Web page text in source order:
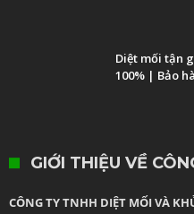
Diệt mối tận
100% | Bảo
GIỚI THIỆU VỀ
CÔNG TY TNHH DIỆT MỐI VÀ